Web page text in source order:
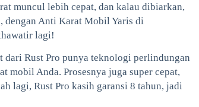
muncul lebih cepat, dan kalau dibiarkan,
dengan Anti Karat Mobil Yaris di
lagi!
Rust Pro punya teknologi perlindungan
mobil Anda. Prosesnya juga super cepat,
lagi, Rust Pro kasih garansi 8 tahun, jadi